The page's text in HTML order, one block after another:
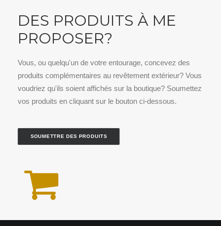
DES PRODUITS À ME
PROPOSER?
Vous, ou quelqu'un de votre entourage, concevez des
produits complémentaires au revêtement extérieur? Vous
voudriez qu'ils soient affichés sur la boutique? Soumettez
vos produits en cliquant sur le bouton ci-dessous.
SOUMETTRE DES PRODUITS